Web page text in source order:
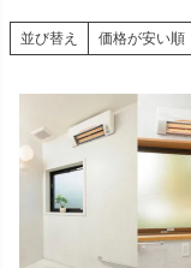
並び替え 価格が安い順